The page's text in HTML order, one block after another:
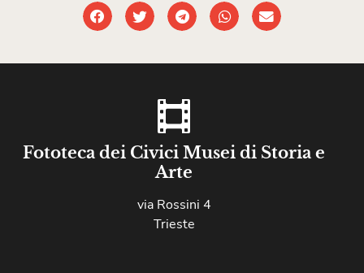
Fototeca dei Civici Musei di Storia e
Arte
via Rossini 4
Trieste